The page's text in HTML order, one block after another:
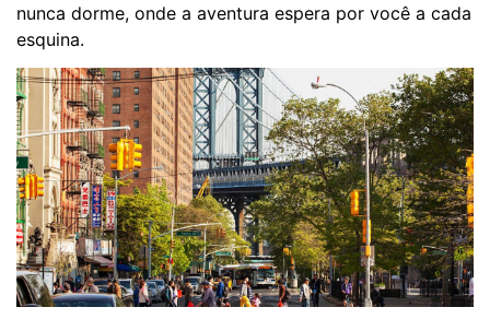
nunca dorme, onde a aventura espera por você a cada
esquina.